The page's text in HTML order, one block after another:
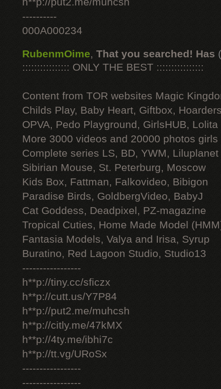
----------
000A000234
RubenmOime, That you searched! Has
:::::::::::::::: ONLY THE BEST ::::::::::::::::
Content from TOR websites Magic
Childs Play, Baby Heart, Giftbox,
OPVA, Pedo Playground, GirlsHUB, Lolita
More 3000 videos and 20000 photos
Complete series LS, BD, YWM, Liluplanet
Sibirian Mouse, St. Peterburg, Moscow
Kids Box, Fattman, Falkovideo, Bibigon
Paradise Birds, GoldbergVideo, BabyJ
Cat Goddess, Deadpixel, PZ-magazine
Tropical Cuties, Home Made Model
Fantasia Models, Valya and Irisa, Syrup
Buratino, Red Lagoon Studio, Studio13
-----------------
h**p://tiny.cc/sficzx
h**p://cutt.us/Y7P84
h**p://put2.me/muhcsh
h**p://citly.me/47kMX
h**p://4ty.me/ibhi7c
h**p://tt.vg/URoSx
-----------------
-----------------